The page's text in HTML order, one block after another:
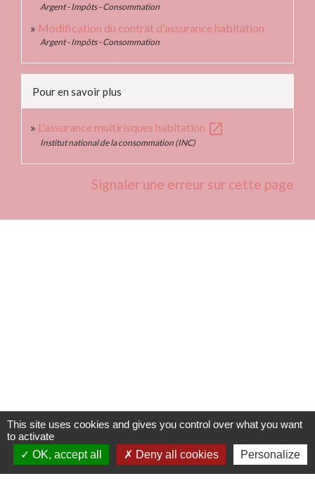
Argent - Impôts - Consommation
Modification du contrat d'assurance habitation
Argent - Impôts - Consommation
Pour en savoir plus
L'assurance multirisques habitation open_in_new
Institut national de la consommation (INC)
Signaler une erreur sur cette page
et de 13h00 à 16h00
This site uses cookies and gives you control over what you want
to activate
OK, accept all
Deny all cookies Personalize